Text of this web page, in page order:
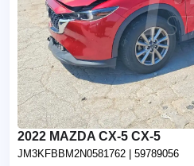
2022 MAZDA CX-5 CX-5
JM3KFBBM2N0581762 | 59789056